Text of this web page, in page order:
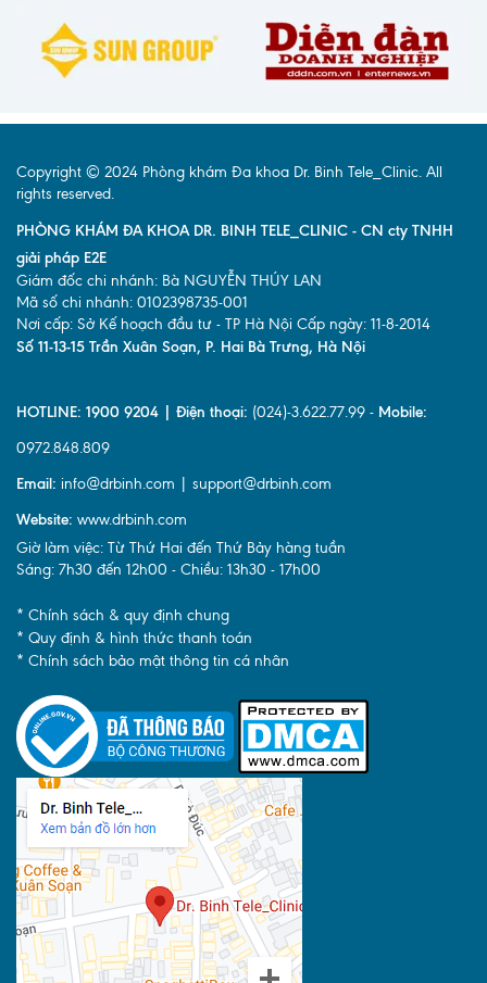
Copyright © 2024 Phòng khám Đa khoa Dr. Binh Tele_Clinic. All
rights reserved.
PHÒNG KHÁM ĐA KHOA DR. BINH TELE_CLINIC - CN cty TNHH
giải pháp E2E
Giám đốc chi nhánh: Bà NGUYỄN THÚY LAN
Mã số chi nhánh: 0102398735-001
Nơi cấp: Sở Kế hoạch đầu tư - TP Hà Nội Cấp ngày: 11-8-2014
Số 11-13-15 Trần Xuân Soạn, P. Hai Bà Trưng, Hà Nội
HOTLINE: 1900 9204 | Điện thoại: (024)-3.622.77.99 - Mobile:
0972.848.809
Email: info@drbinh.com | support@drbinh.com
Website: www.drbinh.com
Giờ làm việc: Từ Thứ Hai đến Thứ Bảy hàng tuần
Sáng: 7h30 đến 12h00 - Chiều: 13h30 - 17h00
* Chính sách & quy định chung
* Quy định & hình thức thanh toán
* Chính sách bảo mật thông tin cá nhân